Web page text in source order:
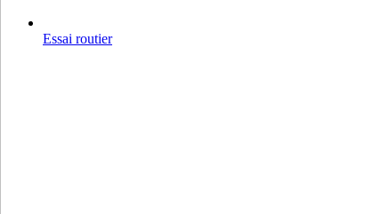
Essai routier